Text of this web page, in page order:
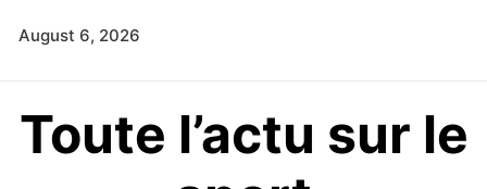
August 6, 2026
Toute l’actu sur le